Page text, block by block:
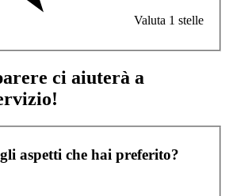
Valuta 1 stelle
ci aiuterà a
aspetti che hai preferito?